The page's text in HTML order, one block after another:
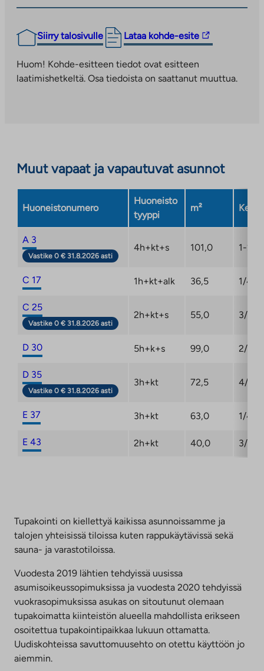
Siirry talosivulle Lataa kohde-esite
Linkki
vie
ulkopuoliseen
palveluun.
Huom! Kohde-esitteen tiedot ovat esitteen
laatimishetkeltä. Osa tiedoista on saattanut muuttua.
Muut vapaat ja vapautuvat asunnot
Huoneistonumero
Huoneisto
tyyppi
m²
A 3
Vastike 0 € 31.8.2026 asti
4h+kt+s 101,0 1-2/2
C 17 1h+kt+alk 36,5 1/4
C 25
Vastike 0 € 31.8.2026 asti
2h+kt+s 55,0 3/4
D 30 5h+k+s 99,0 2/4
D 35
Vastike 0 € 31.8.2026 asti
3h+kt 72,5 4/4
E 37 3h+kt 63,0 1/4
E 43 2h+kt 40,0 3/4
Tupakointi on kiellettyä kaikissa asunnoissamme ja
talojen yhteisissä tiloissa kuten rappukäytävissä sekä
sauna- ja varastotiloissa.
Vuodesta 2019 lähtien tehdyissä uusissa
asumisoikeussopimuksissa ja vuodesta 2020 tehdyissä
vuokrasopimuksissa asukas on sitoutunut olemaan
tupakoimatta kiinteistön alueella mahdollista erikseen
osoitettua tupakointipaikkaa lukuun ottamatta.
Uudiskohteissa savuttomuusehto on otettu käyttöön jo
aiemmin.